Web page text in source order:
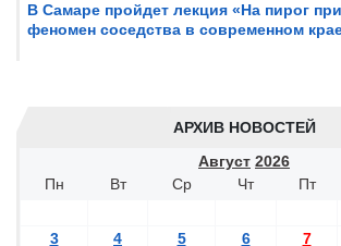
В Самаре пройдет лекция «На пирог
феномен соседства в современном
АРХИВ НОВОСТЕЙ
Август 2026
Пн
Вт Ср Чт Пт
3
4 5 6 7